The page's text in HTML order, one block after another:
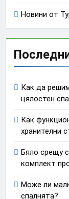
Новини от
Как да
цялостен
Как
хранителни
Бяло срещу
комплект
Може ли
спалнята?